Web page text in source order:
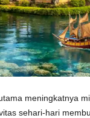
meningkatnya
sehari-hari